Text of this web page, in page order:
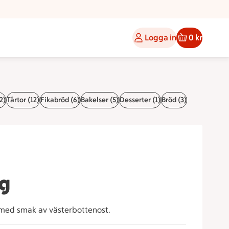
Logga in 0 kr
Tårtor (12)Fikabröd (6)Bakelser (5)Desserter (1)Bröd (3)
smak av västerbottenost.